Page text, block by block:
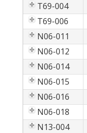
T69-004
T69-006
N06-011
N06-012
N06-014
N06-015
N06-016
N06-018
N13-004